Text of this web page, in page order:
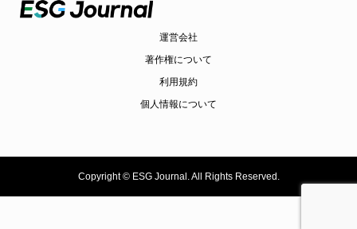
運営会社
著作権について
利用規約
個人情報について
Copyright ©ESG Journal. All Rights Reserved.